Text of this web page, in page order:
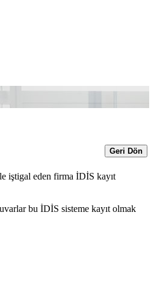
Geri Dön
eden firma İDİS kayıt
bu İDİS sisteme kayıt olmak